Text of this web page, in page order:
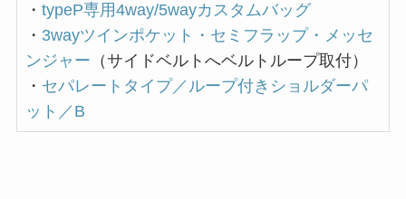
・ typeP専用4way/5wayカスタムバッグ
・ 3wayツインポケット・セミフラップ・メッセ
ンジャー （サイドベルトへベルトループ取付）
・ セパレートタイプ／ループ付きショルダーパ
ット／B